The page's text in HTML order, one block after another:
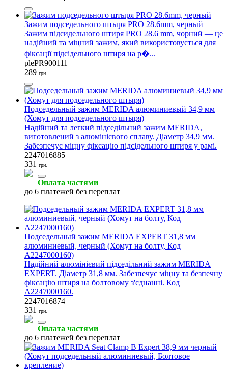
Зажим подседельного штыря PRO 28.6mm, черный
Зажим підсидельного штиря PRO 28.6 mm, чорний — це
надійний та міцний зажим, який використовується для
фіксації підсідельного штиря на р�...
plePR900111
289 грн.
Подседельный зажим MERIDA алюминиевый 34,9 мм
(Хомут для подседельного штыря)
Надійний та легкий підседільний зажим MERIDA,
виготовлений з алюмінієвого сплаву. Діаметр 34,9 мм.
Забезпечує міцну фіксацію підсідельного штиря у рамі.
2247016885
331
грн.
Оплата частями
до 6 платежей без переплат
Подседельный зажим MERIDA EXPERT 31,8 мм
алюминиевый, черный (Хомут на болту, Код
A2247000160)
Надійний алюмінієвий підседільний зажим MERIDA
EXPERT. Діаметр 31,8 мм. Забезпечує міцну та безпечну
фіксацію штиря на болтовому з'єднанні. Код
A2247000160.
2247016874
331
грн.
Оплата частями
до 6 платежей без переплат